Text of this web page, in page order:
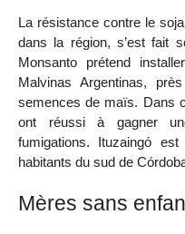
La résistance contre le
dans la région, s’est fait
Monsanto prétend
Malvinas Argentinas,
semences de maïs. Dans
ont réussi à gagner
fumigations. Ituzaingó
habitants du sud de
Mères sans